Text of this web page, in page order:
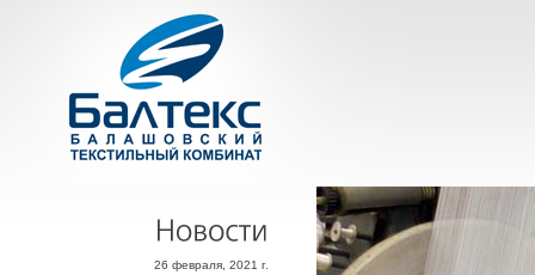
26 февраля, 2021 г.